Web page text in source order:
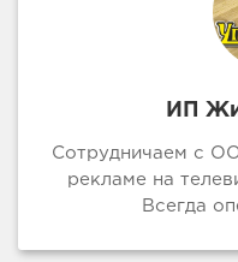
ИП
Сотрудничаем с
рекламе на
Всегда